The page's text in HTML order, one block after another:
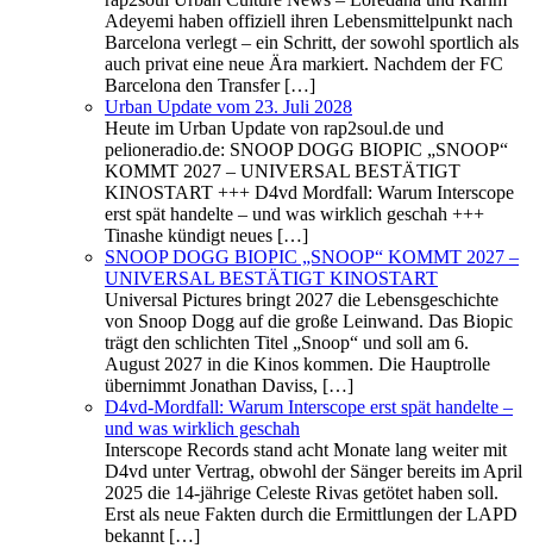
Adeyemi haben offiziell ihren Lebensmittelpunkt nach
Barcelona verlegt – ein Schritt, der sowohl sportlich als
auch privat eine neue Ära markiert. Nachdem der FC
Barcelona den Transfer […]
Urban Update vom 23. Juli 2028
Heute im Urban Update von rap2soul.de und
pelioneradio.de: SNOOP DOGG BIOPIC „SNOOP“
KOMMT 2027 – UNIVERSAL BESTÄTIGT
KINOSTART +++ D4vd Mordfall: Warum Interscope
erst spät handelte – und was wirklich geschah +++
Tinashe kündigt neues […]
SNOOP DOGG BIOPIC „SNOOP“ KOMMT 2027 –
UNIVERSAL BESTÄTIGT KINOSTART
Universal Pictures bringt 2027 die Lebensgeschichte
von Snoop Dogg auf die große Leinwand. Das Biopic
trägt den schlichten Titel „Snoop“ und soll am 6.
August 2027 in die Kinos kommen. Die Hauptrolle
übernimmt Jonathan Daviss, […]
D4vd-Mordfall: Warum Interscope erst spät handelte –
und was wirklich geschah
Interscope Records stand acht Monate lang weiter mit
D4vd unter Vertrag, obwohl der Sänger bereits im April
2025 die 14‑jährige Celeste Rivas getötet haben soll.
Erst als neue Fakten durch die Ermittlungen der LAPD
bekannt […]